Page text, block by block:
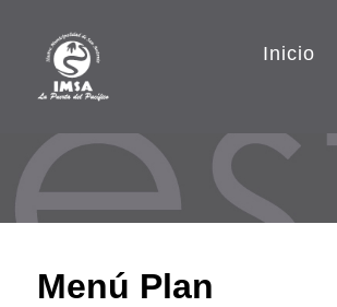
Inicio
Menú Plan